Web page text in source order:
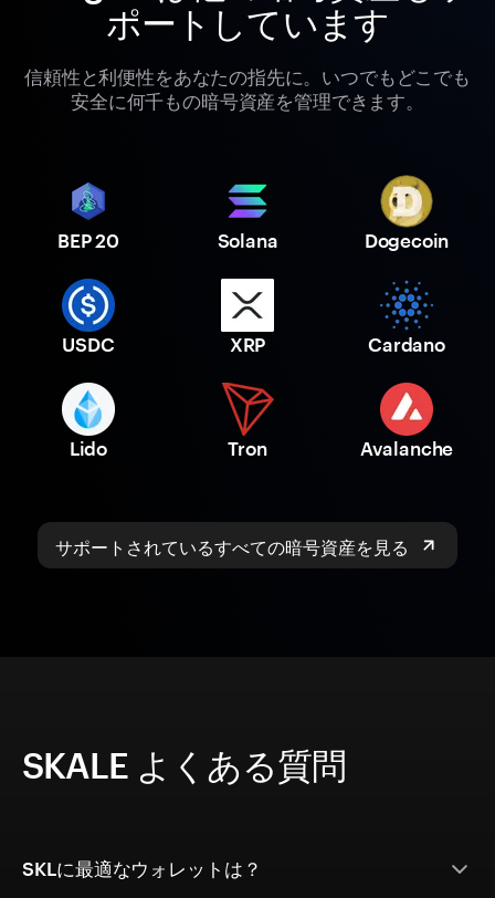
ポートしています
信頼性と利便性をあなたの指先に。いつでもどこでも
安全に何千もの暗号資産を管理できます。
BEP 20 Solana Dogecoin
USDC XRP Cardano
Lido Tron Avalanche
サポートされているすべての暗号資産を見る
SKALE よくある質問
SKLに最適なウォレットは？